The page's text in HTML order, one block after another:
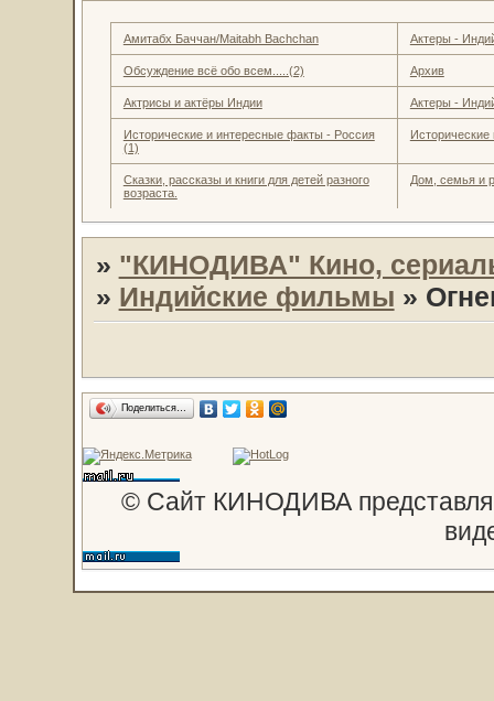
Амитабх Баччан/Maitabh Bachchan Актеры -
Обсуждение всё обо всем.....(2) Архив
Актрисы и актёры Индии Актеры -
Исторические и интересные факты - Россия
(1)
Сказки, рассказы и книги для детей разного
возраста.
Дом, семья и
» "КИНОДИВА" Кино,
» Индийские фильмы »
Поделиться…
© Сайт КИНОДИВА